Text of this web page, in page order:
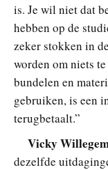
is. Je wil niet dat
hebben op de
zeker stokken in
worden om niets
bundelen en
gebruiken, is een
terugbetaalt.”
Vicky
dezelfde